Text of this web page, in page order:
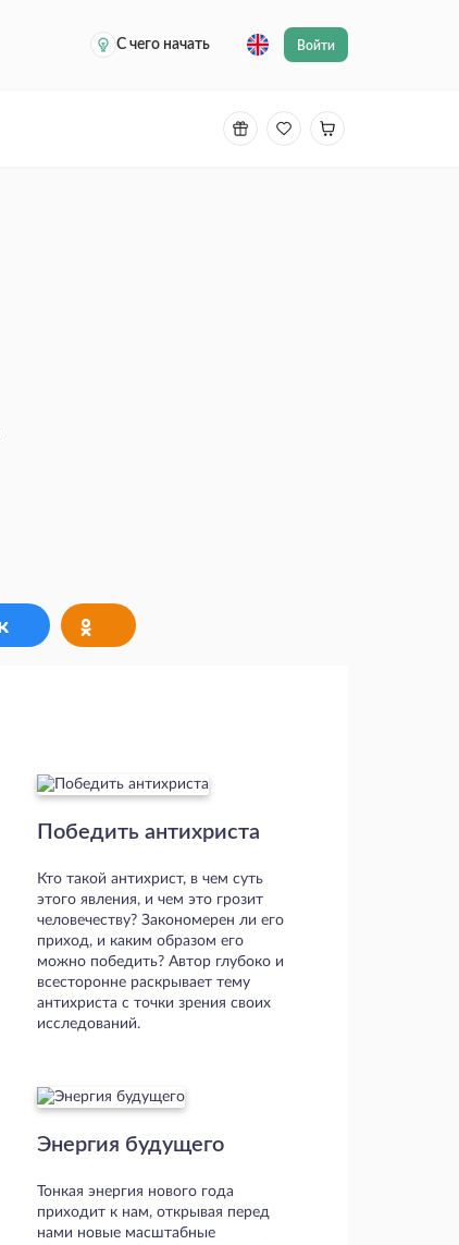
С чего начать
Войти
Победить антихриста
Кто такой антихрист, в чем суть
этого явления, и чем это грозит
человечеству? Закономерен ли его
приход, и каким образом его
можно победить? Автор глубоко и
всесторонне раскрывает тему
антихриста с точки зрения своих
исследований.
Энергия будущего
Тонкая энергия нового года
приходит к нам, открывая перед
нами новые масштабные